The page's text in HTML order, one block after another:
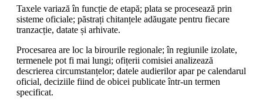
Taxele variază în funcție de etapă; plata se procesează prin
sisteme oficiale; păstrați chitanțele adăugate pentru fiecare
tranzacție, datate și arhivate.
Procesarea are loc la birourile regionale; în regiunile izolate,
termenele pot fi mai lungi; ofițerii comisiei analizează
descrierea circumstanțelor; datele audierilor apar pe calendarul
oficial, deciziile fiind de obicei publicate într-un termen
specificat.